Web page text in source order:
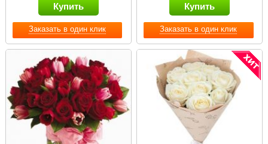
Заказать в один клик
Купить
Заказать в один клик
Купить